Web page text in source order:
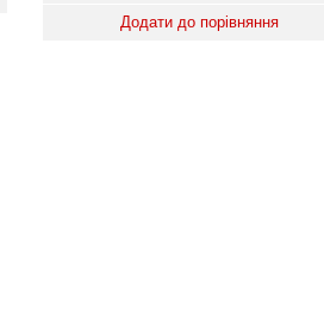
Додати до порівняння